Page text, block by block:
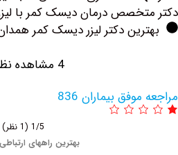
درمان دیسک کمر با لیزر
دکتر لیزر دیسک کمر همدان
بیماران 836
بهترین راههای ارتباطی این دکتر